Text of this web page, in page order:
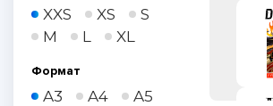
XXS XS
S
M
L XL
Формат
A3 A4
A5